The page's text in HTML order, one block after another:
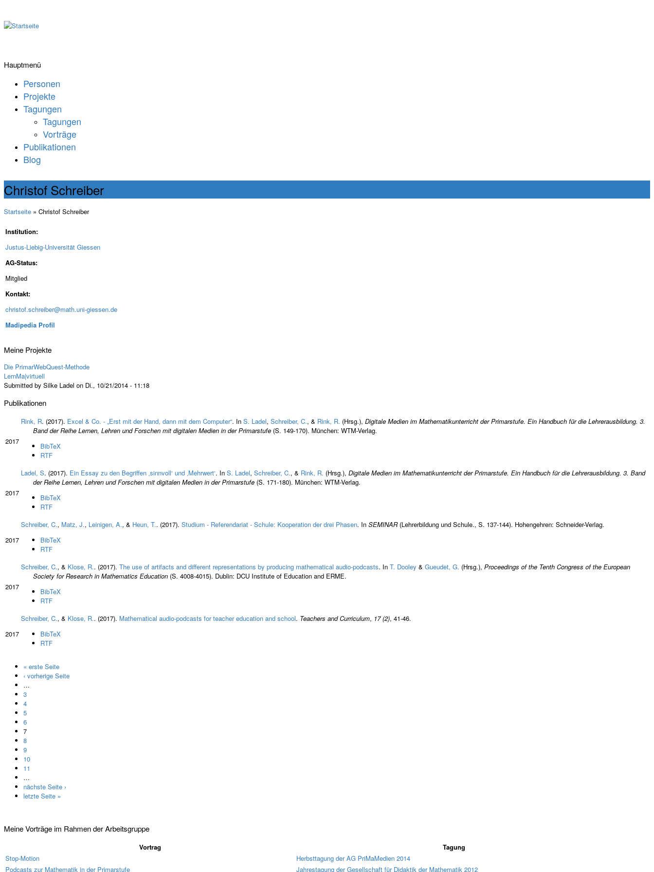
Hauptmenü
Personen
Projekte
Tagungen
Tagungen
Vorträge
Publikationen
Blog
Christof Schreiber
Startseite » Christof Schreiber
Institution:
Justus-Liebig-Universität Giessen
AG-Status:
Mitglied
Kontakt:
christof.schreiber@math.uni-giessen.de
Madipedia Profil
Meine Projekte
Die PrimarWebQuest-Methode
LernMa|virtuell
Submitted by Silke Ladel on Di., 10/21/2014 - 11:18
Publikationen
2017
Rink, R. (2017). Excel & Co. - „Erst mit der Hand, dann mit dem Computer“. In S. Ladel, Schreiber, C., & Rink, R. (Hrsg.), Digitale Medien im Mathematikunterricht der Primarstufe. Ein Handbuch für die Lehrerausbildung. 3.
Band der Reihe Lernen, Lehren und Forschen mit digitalen Medien in der Primarstufe (S. 149-170). München: WTM-Verlag.
BibTeX
RTF
2017
Ladel, S. (2017). Ein Essay zu den Begriffen ‚sinnvoll‘ und ‚Mehrwert‘. In S. Ladel, Schreiber, C., & Rink, R. (Hrsg.), Digitale Medien im Mathematikunterricht der Primarstufe. Ein Handbuch für die Lehrerausbildung. 3. Band
der Reihe Lernen, Lehren und Forschen mit digitalen Medien in der Primarstufe (S. 171-180). München: WTM-Verlag.
BibTeX
RTF
2017
Schreiber, C., Matz, J., Leinigen, A., & Heun, T.. (2017). Studium - Referendariat - Schule: Kooperation der drei Phasen. In SEMINAR(Lehrerbildung und Schule., S. 137-144). Hohengehren: Schneider-Verlag.
BibTeX
RTF
2017
Schreiber, C., & Klose, R.. (2017). The use of artifacts and different representations by producing mathematical audio-podcasts. In T. Dooley & Gueudet, G. (Hrsg.), Proceedings of the Tenth Congress of the European
Society for Research in Mathematics Education (S. 4008-4015). Dublin: DCU Institute of Education and ERME.
BibTeX
RTF
2017
Schreiber, C., & Klose, R.. (2017). Mathematical audio-podcasts for teacher education and school. Teachers and Curriculum, 17 (2), 41-46.
BibTeX
RTF
Seiten« erste Seite
‹ vorherige Seite
…
3
4
5
6
7
8
9
10
11
…
nächste Seite ›
letzte Seite »
Meine Vorträge im Rahmen der Arbeitsgruppe
Vortrag
Tagung
Stop-Motion
Herbsttagung der AG PriMaMedien 2014
Podcasts zur Mathematik in der Primarstufe
Jahrestagung der Gesellschaft für Didaktik der Mathematik 2012